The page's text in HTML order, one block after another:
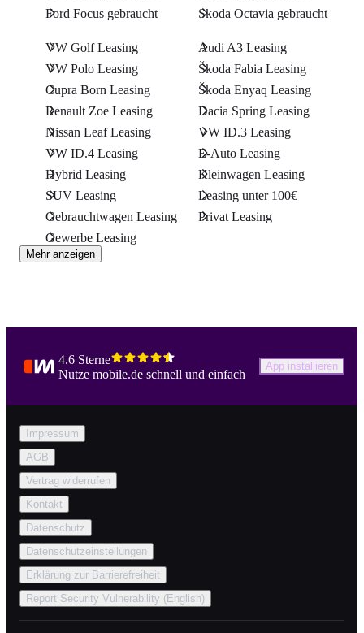
Ford Focus gebraucht
Skoda Octavia gebraucht
VW Golf Leasing
Audi A3 Leasing
VW Polo Leasing
Škoda Fabia Leasing
Cupra Born Leasing
Škoda Enyaq Leasing
Renault Zoe Leasing
Dacia Spring Leasing
Nissan Leaf Leasing
VW ID.3 Leasing
VW ID.4 Leasing
E-Auto Leasing
Hybrid Leasing
Kleinwagen Leasing
SUV Leasing
Leasing unter 100€
Gebrauchtwagen Leasing
Privat Leasing
Gewerbe Leasing
Mehr anzeigen
4.6 Sterne
Nutze mobile.de schnell und einfach
App installieren
Impressum
AGB
Vertrag widerrufen
Kontakt
Datenschutz
Datenschutzeinstellungen
Erklärung zur Barrierefreiheit
Report Security Vulnerability (English)